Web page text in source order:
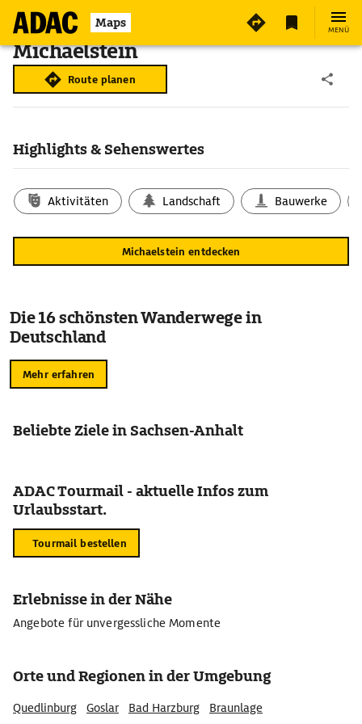
Maps MENÜ
Michaelstein
Route planen
Highlights & Sehenswertes
Aktivitäten Landschaft Bauwerke
Michaelstein entdecken
Die 16 schönsten Wanderwege in
Deutschland
Mehr erfahren
Beliebte Ziele in Sachsen-Anhalt
ADAC Tourmail - aktuelle Infos zum
Urlaubsstart.
Tourmail bestellen
Erlebnisse in der Nähe
Angebote für unvergessliche Momente
Orte und Regionen in der Umgebung
Quedlinburg Goslar Bad Harzburg Braunlage